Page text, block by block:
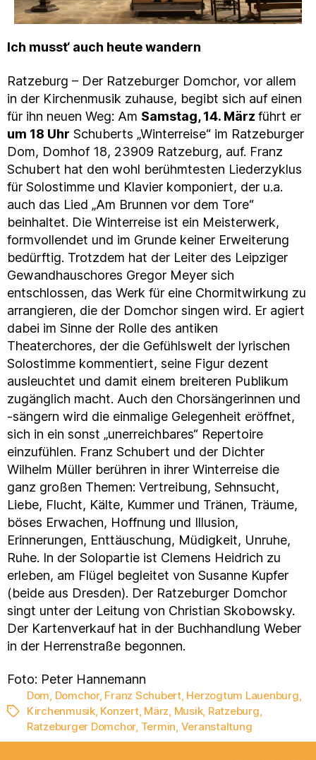
Ich musst‘ auch heute wandern
Ratzeburg – Der Ratzeburger Domchor, vor allem
in der Kirchenmusik zuhause, begibt sich auf einen
für ihn neuen Weg: Am Samstag, 14. März führt er
um 18 Uhr Schuberts „Winterreise“ im Ratzeburger
Dom, Domhof 18, 23909 Ratzeburg, auf. Franz
Schubert hat den wohl berühmtesten Liederzyklus
für Solostimme und Klavier komponiert, der u.a.
auch das Lied „Am Brunnen vor dem Tore“
beinhaltet. Die Winterreise ist ein Meisterwerk,
formvollendet und im Grunde keiner Erweiterung
bedürftig. Trotzdem hat der Leiter des Leipziger
Gewandhauschores Gregor Meyer sich
entschlossen, das Werk für eine Chormitwirkung zu
arrangieren, die der Domchor singen wird. Er agiert
dabei im Sinne der Rolle des antiken
Theaterchores, der die Gefühlswelt der lyrischen
Solostimme kommentiert, seine Figur dezent
ausleuchtet und damit einem breiteren Publikum
zugänglich macht. Auch den Chorsängerinnen und
-sängern wird die einmalige Gelegenheit eröffnet,
sich in ein sonst „unerreichbares“ Repertoire
einzufühlen. Franz Schubert und der Dichter
Wilhelm Müller berühren in ihrer Winterreise die
ganz großen Themen: Vertreibung, Sehnsucht,
Liebe, Flucht, Kälte, Kummer und Tränen, Träume,
böses Erwachen, Hoffnung und Illusion,
Erinnerungen, Enttäuschung, Müdigkeit, Unruhe,
Ruhe. In der Solopartie ist Clemens Heidrich zu
erleben, am Flügel begleitet von Susanne Kupfer
(beide aus Dresden). Der Ratzeburger Domchor
singt unter der Leitung von Christian Skobowsky.
Der Kartenverkauf hat in der Buchhandlung Weber
in der Herrenstraße begonnen.
Foto: Peter Hannemann
Schlagwörter
Dom, Domchor, Franz Schubert, Herzogtum Lauenburg,
Kirchenmusik, Konzert, März, Musik, Ratzeburg,
Ratzeburger Domchor, Termin, Veranstaltung